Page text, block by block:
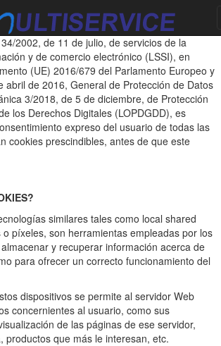
COOKIES
2002, de 11 de julio, de servicios de la
y de comercio electrónico (LSSI), en
(UE) 2016/679 del Parlamento Europeo y
abril de 2016, General de Protección de Datos
3/2018, de 5 de diciembre, de Protección
los Derechos Digitales (LOPDGDD), es
expreso del usuario de todas las
cookies prescindibles, antes de que este
similares tales como local shared
píxeles, son herramientas empleadas por los
y recuperar información acerca de
para ofrecer un correcto funcionamiento del
dispositivos se permite al servidor Web
concernientes al usuario, como sus
de las páginas de ese servidor,
productos que más le interesan, etc.